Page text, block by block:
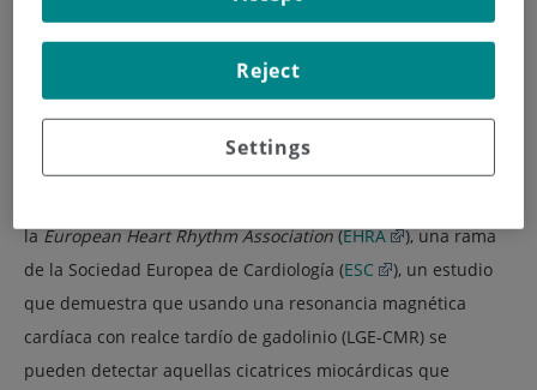
laEuropean Heart Rhythm Association(EHRA
), una rama
de la Sociedad Europea de Cardiología (ESC
), un estudio
que demuestra que usando una resonancia magnética
cardíaca con realce tardío de gadolinio (LGE-CMR) se
pueden detectar aquellas cicatrices miocárdicas que
Settings
Reject